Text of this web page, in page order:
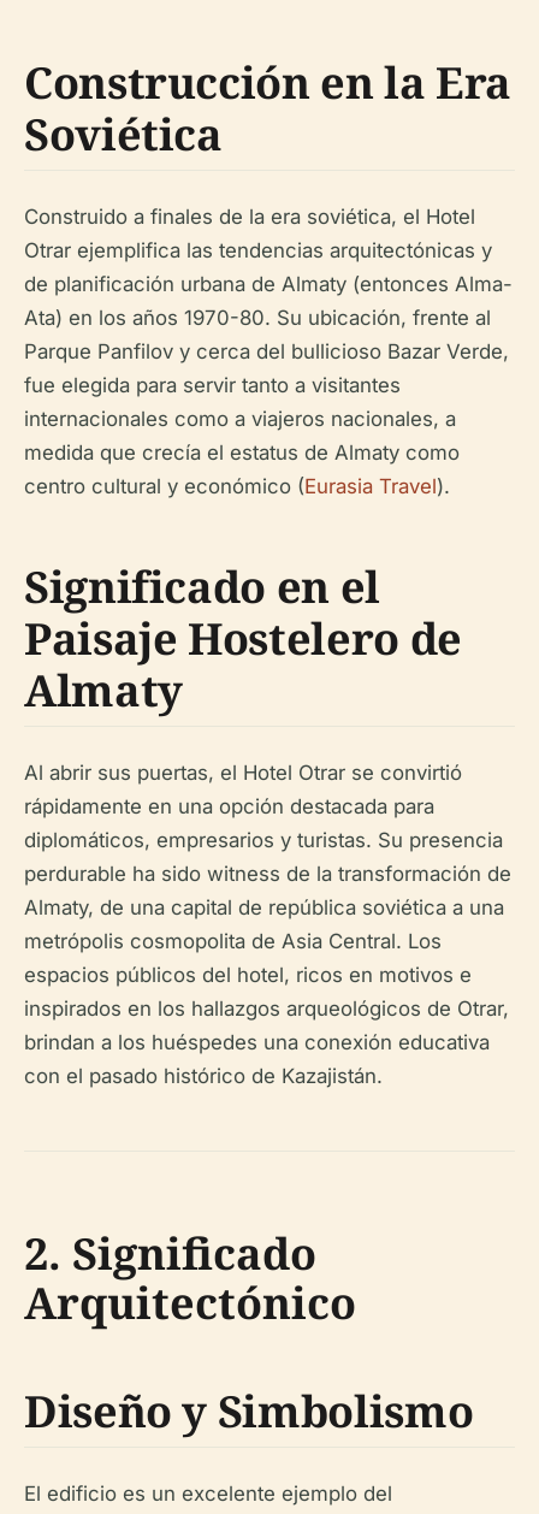
Construcción en la Era
Soviética
Construido a finales de la era soviética, el Hotel
Otrar ejemplifica las tendencias arquitectónicas y
de planificación urbana de Almaty (entonces Alma-
Ata) en los años 1970-80. Su ubicación, frente al
Parque Panfilov y cerca del bullicioso Bazar Verde,
fue elegida para servir tanto a visitantes
internacionales como a viajeros nacionales, a
medida que crecía el estatus de Almaty como
centro cultural y económico (Eurasia Travel).
Significado en el
Paisaje Hostelero de
Almaty
Al abrir sus puertas, el Hotel Otrar se convirtió
rápidamente en una opción destacada para
diplomáticos, empresarios y turistas. Su presencia
perdurable ha sido witness de la transformación de
Almaty, de una capital de república soviética a una
metrópolis cosmopolita de Asia Central. Los
espacios públicos del hotel, ricos en motivos e
inspirados en los hallazgos arqueológicos de Otrar,
brindan a los huéspedes una conexión educativa
con el pasado histórico de Kazajistán.
2. Significado
Arquitectónico
Diseño y Simbolismo
El edificio es un excelente ejemplo del